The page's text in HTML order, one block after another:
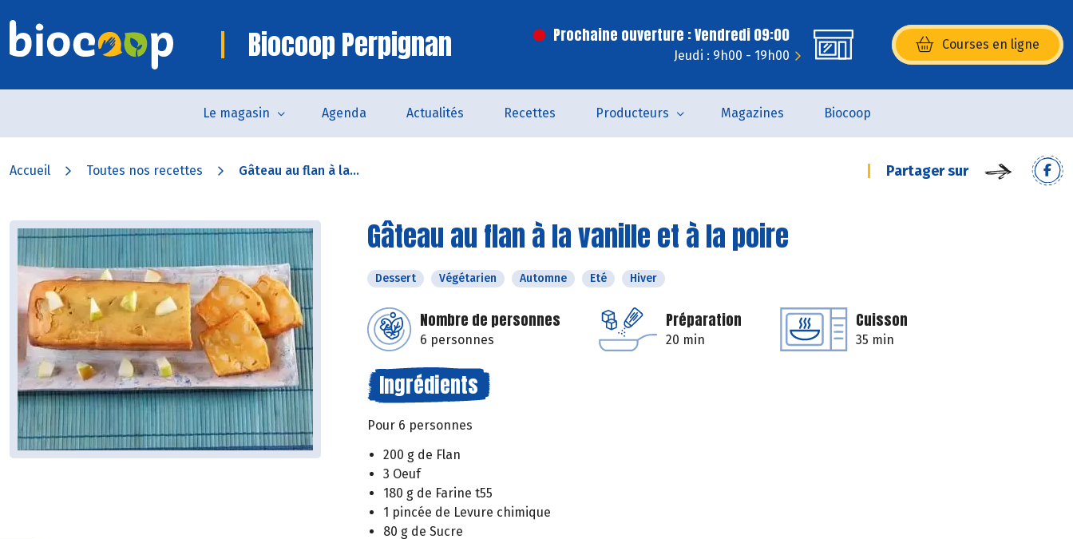
Biocoop Perpignan Prochaine ouverture : Vendredi 09:00
Jeudi : 9h00 - 19h00
Courses en ligne
(s’ouvre dans une nouvelle
Le magasin Agenda Actualités Recettes Producteurs Magazines Biocoop
Accueil Toutes nos recettes Gâteau au flan à la... Partager sur
Gâteau au flan à la vanille et à la poire
Dessert Végétarien Automne Eté Hiver
Nombre de personnes
6 personnes
Préparation
20 min
Cuisson
35 min
Ingrédients
Pour 6 personnes
200 g de Flan
3 Oeuf
180 g de Farine t55
1 pincée de Levure chimique
80 g de Sucre